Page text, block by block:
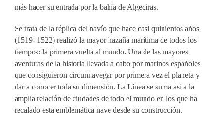
más hacer su entrada por la bahía de Algeciras.
Se trata de la réplica del navío que hace casi quinientos años
(1519- 1522) realizó la mayor hazaña marítima de todos los
tiempos: la primera vuelta al mundo. Una de las mayores
aventuras de la historia llevada a cabo por marinos españoles
que consiguieron circunnavegar por primera vez el planeta y
dar a conocer toda su dimensión. La Línea se suma así a la
amplia relación de ciudades de todo el mundo en los que ha
recalado esta emblemática nave desde su construcción.